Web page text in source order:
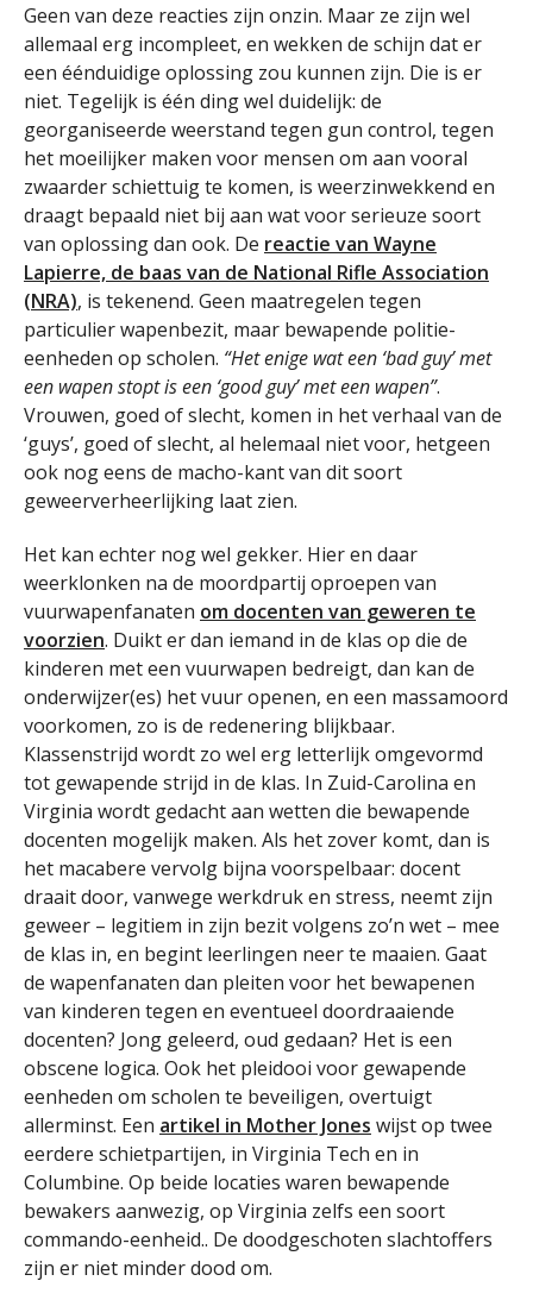
Geen van deze reacties zijn onzin. Maar ze zijn wel
allemaal erg incompleet, en wekken de schijn dat er
een éénduidige oplossing zou kunnen zijn. Die is er
niet. Tegelijk is één ding wel duidelijk: de
georganiseerde weerstand tegen gun control, tegen
het moeilijker maken voor mensen om aan vooral
zwaarder schiettuig te komen, is weerzinwekkend en
draagt bepaald niet bij aan wat voor serieuze soort
van oplossing dan ook. De reactie van Wayne
Lapierre, de baas van de National Rifle Association
(NRA), is tekenend. Geen maatregelen tegen
particulier wapenbezit, maar bewapende politie-
eenheden op scholen. “Het enige wat een ‘bad guy’ met
een wapen stopt is een ‘good guy’ met een wapen”.
Vrouwen, goed of slecht, komen in het verhaal van de
‘guys’, goed of slecht, al helemaal niet voor, hetgeen
ook nog eens de macho-kant van dit soort
geweerverheerlijking laat zien.
Het kan echter nog wel gekker. Hier en daar
weerklonken na de moordpartij oproepen van
vuurwapenfanaten om docenten van geweren te
voorzien. Duikt er dan iemand in de klas op die de
kinderen met een vuurwapen bedreigt, dan kan de
onderwijzer(es) het vuur openen, en een massamoord
voorkomen, zo is de redenering blijkbaar.
Klassenstrijd wordt zo wel erg letterlijk omgevormd
tot gewapende strijd in de klas. In Zuid-Carolina en
Virginia wordt gedacht aan wetten die bewapende
docenten mogelijk maken. Als het zover komt, dan is
het macabere vervolg bijna voorspelbaar: docent
draait door, vanwege werkdruk en stress, neemt zijn
geweer – legitiem in zijn bezit volgens zo’n wet – mee
de klas in, en begint leerlingen neer te maaien. Gaat
de wapenfanaten dan pleiten voor het bewapenen
van kinderen tegen en eventueel doordraaiende
docenten? Jong geleerd, oud gedaan? Het is een
obscene logica. Ook het pleidooi voor gewapende
eenheden om scholen te beveiligen, overtuigt
allerminst. Een artikel in Mother Jones wijst op twee
eerdere schietpartijen, in Virginia Tech en in
Columbine. Op beide locaties waren bewapende
bewakers aanwezig, op Virginia zelfs een soort
commando-eenheid.. De doodgeschoten slachtoffers
zijn er niet minder dood om.